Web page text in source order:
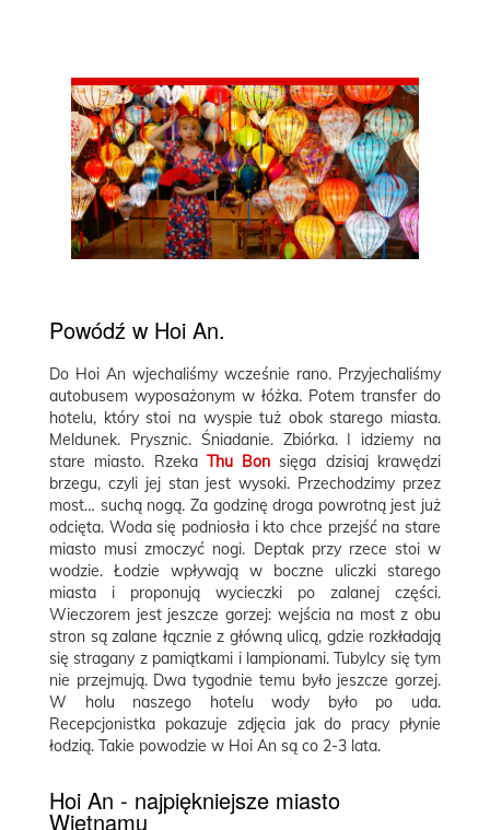
Powódź w Hoi An.
Do Hoi An wjechaliśmy wcześnie rano. Przyjechaliśmy
autobusem wyposażonym w łóżka. Potem transfer do
hotelu, który stoi na wyspie tuż obok starego miasta.
Meldunek. Prysznic. Śniadanie. Zbiórka. I idziemy na
stare miasto. Rzeka Thu Bon sięga dzisiaj krawędzi
brzegu, czyli jej stan jest wysoki. Przechodzimy przez
most… suchą nogą. Za godzinę droga powrotną jest już
odcięta. Woda się podniosła i kto chce przejść na stare
miasto musi zmoczyć nogi. Deptak przy rzece stoi w
wodzie. Łodzie wpływają w boczne uliczki starego
miasta i proponują wycieczki po zalanej części.
Wieczorem jest jeszcze gorzej: wejścia na most z obu
stron są zalane łącznie z główną ulicą, gdzie rozkładają
się stragany z pamiątkami i lampionami. Tubylcy się tym
nie przejmują. Dwa tygodnie temu było jeszcze gorzej.
W holu naszego hotelu wody było po uda.
Recepcjonistka pokazuje zdjęcia jak do pracy płynie
łodzią. Takie powodzie w Hoi An są co 2-3 lata.
Hoi An - najpiękniejsze miasto
Wietnamu